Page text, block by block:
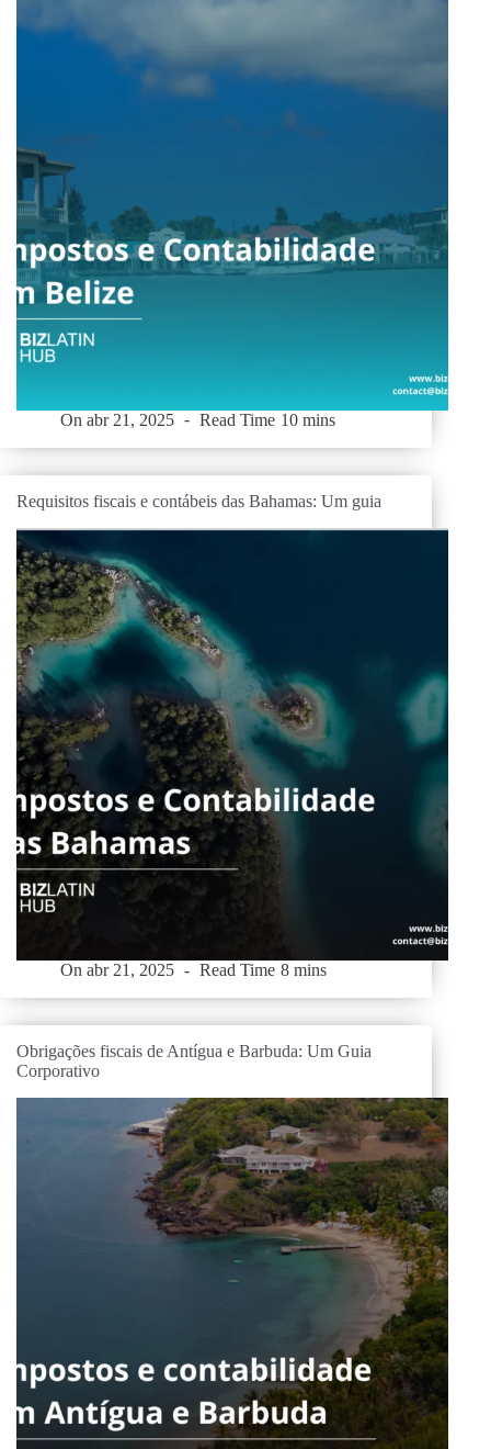
On abr 21, 2025 Read Time 10 mins
Requisitos fiscais e contábeis das Bahamas: Um guia
On abr 21, 2025 Read Time 8 mins
Obrigações fiscais de Antígua e Barbuda: Um Guia
Corporativo